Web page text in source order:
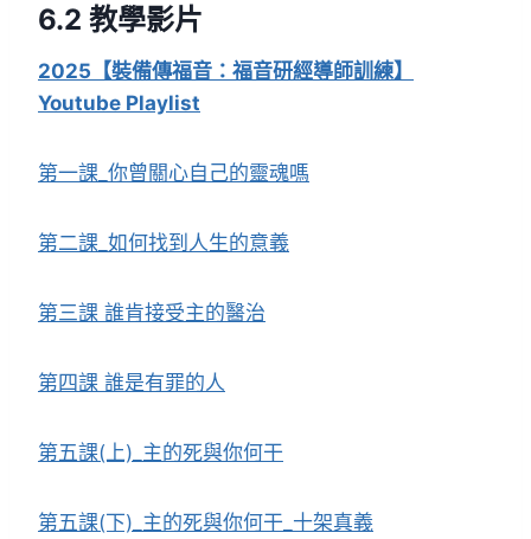
6.2 教學影片
2025【裝備傳福音 ： 福音研經導師訓練】
Youtube Playlist
第一課_你曾關心自己的靈魂嗎
第二課_如何找到人生的意義
第三課 誰肯接受主的醫治
第四課 誰是有罪的人
第五課(上)_主的死與你何干
第五課(下)_主的死與你何干_十架真義